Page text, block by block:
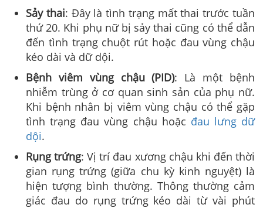
Sảy thai: Đây là tình trạng mất thai trước tuần
thứ 20. Khi phụ nữ bị sảy thai cũng có thể dẫn
đến tình trạng chuột rút hoặc đau vùng chậu
kéo dài và dữ dội.
Bệnh viêm vùng chậu (PID): Là một bệnh
nhiễm trùng ở cơ quan sinh sản của phụ nữ.
Khi bệnh nhân bị viêm vùng chậu có thể gặp
tình trạng đau vùng chậu hoặc đau lưng dữ
dội.
Rụng trứng: Vị trí đau xương chậu khi đến thời
gian rụng trứng (giữa chu kỳ kinh nguyệt) là
hiện tượng bình thường. Thông thường cảm
giác đau do rụng trứng kéo dài từ vài phút